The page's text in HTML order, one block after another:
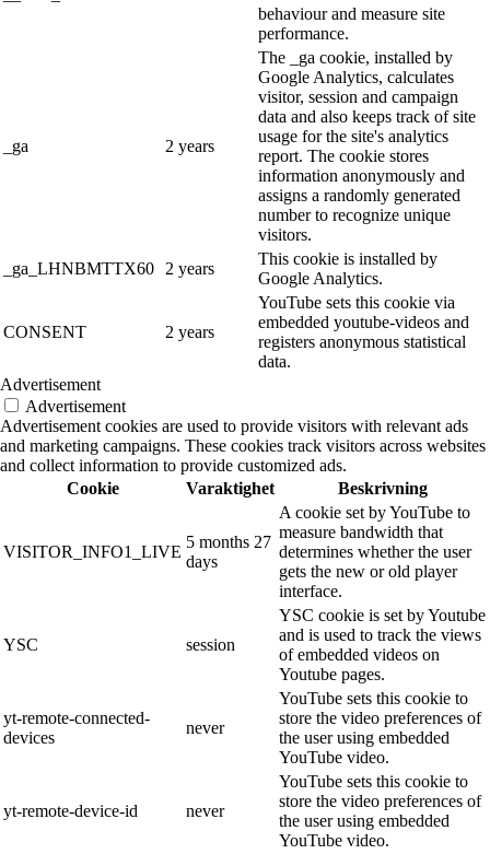
behaviour and measure site
performance.
_ga 2 years
The _ga cookie, installed by
Google Analytics, calculates
visitor, session and campaign
data and also keeps track of site
usage for the site's analytics
report. The cookie stores
information anonymously and
assigns a randomly generated
number to recognize unique
visitors.
_ga_LHNBMTTX60
2 years
This cookie is installed by
Google Analytics.
CONSENT 2 years
YouTube sets this cookie via
embedded youtube-videos and
registers anonymous statistical
data.
Advertisement
Advertisement
Advertisement cookies are used to provide visitors with relevant ads
and marketing campaigns. These cookies track visitors across websites
and collect information to provide customized ads.
Cookie
Varaktighet Beskrivning
VISITOR_INFO1_LIVE
5 months 27
days
A cookie set by YouTube to
measure bandwidth that
determines whether the user
gets the new or old player
interface.
YSC session
YSC cookie is set by Youtube
and is used to track the views
of embedded videos on
Youtube pages.
yt-remote-connected-
devices
never
YouTube sets this cookie to
store the video preferences of
the user using embedded
YouTube video.
yt-remote-device-id never
YouTube sets this cookie to
store the video preferences of
the user using embedded
YouTube video.